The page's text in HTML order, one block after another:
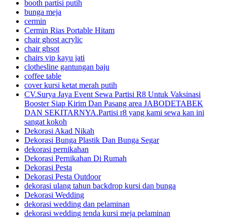
booth partisi putih
bunga meja
cermin
Cermin Rias Portable Hitam
chair ghost acrylic
chair ghsot
chairs vip kayu jati
clothesline gantungan baju
coffee table
cover kursi ketat merah putih
CV.Surya Jaya Event Sewa Partisi R8 Untuk Vaksinasi
Booster Siap Kirim Dan Pasang area JABODETABEK
DAN SEKITARNYA.Partisi r8 yang kami sewa kan ini
sangat kokoh
Dekorasi Akad Nikah
Dekorasi Bunga Plastik Dan Bunga Segar
dekorasi pernikahan
Dekorasi Pernikahan Di Rumah
Dekorasi Pesta
Dekorasi Pesta Outdoor
dekorasi ulang tahun backdrop kursi dan bunga
Dekorasi Wedding
dekorasi wedding dan pelaminan
dekorasi wedding tenda kursi meja pelaminan